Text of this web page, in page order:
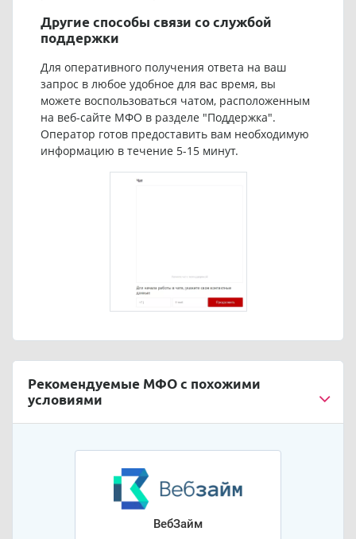
Другие способы связи со службой
поддержки
Для оперативного получения ответа на ваш
запрос в любое удобное для вас время, вы
можете воспользоваться чатом, расположенным
на веб-сайте МФО в разделе "Поддержка".
Оператор готов предоставить вам необходимую
информацию в течение 5-15 минут.
Рекомендуемые МФО с похожими
условиями
ВебЗайм